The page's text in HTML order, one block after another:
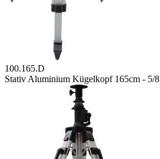
100.165.D
Stativ Aluminium Kügelkopf 165cm - 5/8